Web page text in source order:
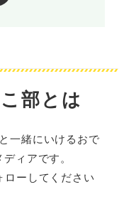
部とは
一緒にいけるおで
ィアです。
ローしてください